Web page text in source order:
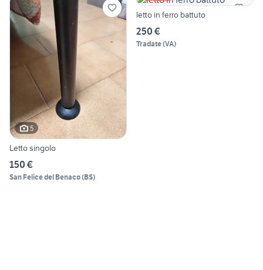
5
Letto singolo
150 €
San Felice del Benaco(BS)
letto in ferro battuto
250 €
Tradate(VA)